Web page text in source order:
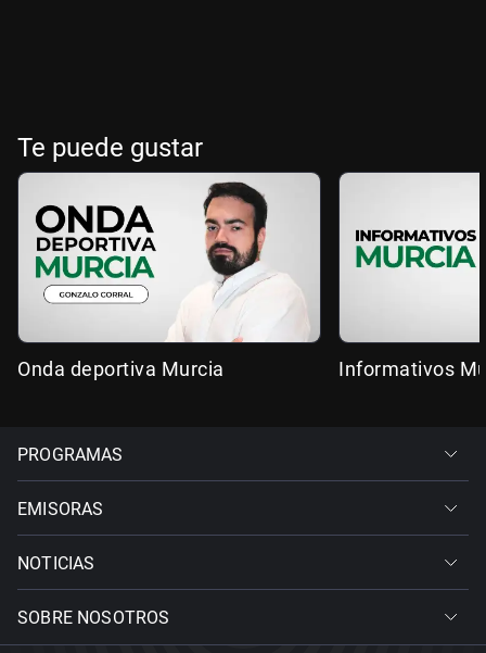
Te puede gustar
Onda deportiva Murcia Informativos
PROGRAMAS
EMISORAS
NOTICIAS
SOBRE NOSOTROS